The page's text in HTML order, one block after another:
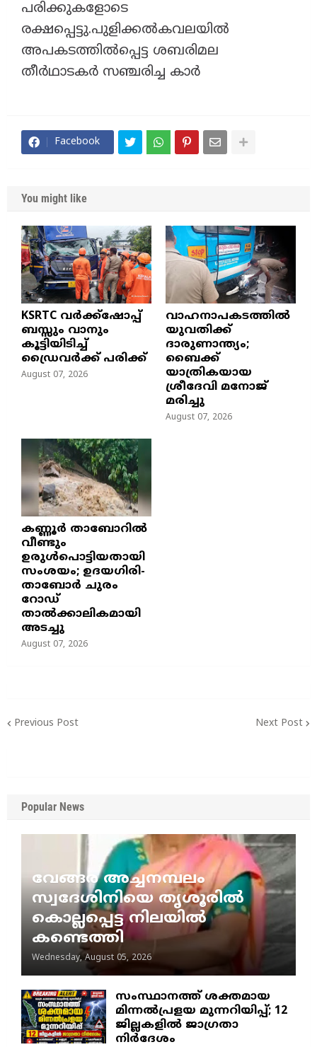
പരിക്കുകളോടെ
രക്ഷപ്പെട്ടു.പുളിക്കൽകവലയിൽ
അപകടത്തിൽപ്പെട്ട ശബരിമല
തീർഥാടകർ സഞ്ചരിച്ച കാർ
Facebook
You might like
KSRTC വർക്ക്ഷോപ്പ്
ബസ്സും വാനും
കൂട്ടിയിടിച്ച്
ഡ്രൈവർക്ക് പരിക്ക്
August 07, 2026
വാഹനാപകടത്തിൽ
യുവതിക്ക്
ദാരുണാന്ത്യം;
ബൈക്ക്
യാത്രികയായ
ശ്രീദേവി മനോജ്
മരിച്ചു
August 07, 2026
കണ്ണൂർ താബോറിൽ
വീണ്ടും
ഉരുൾപൊട്ടിയതായി
സംശയം; ഉദയഗിരി-
താബോർ ചുരം
റോഡ്
താൽക്കാലികമായി
അടച്ചു
August 07, 2026
Previous Post Next Post
Popular News
വേങ്ങര അച്ചനമ്പലം
സ്വദേശിനിയെ തൃശൂരിൽ
കൊല്ലപ്പെട്ട നിലയിൽ
കണ്ടെത്തി
Wednesday, August 05, 2026
സംസ്ഥാനത്ത് ശക്തമായ
മിന്നൽപ്രളയ മുന്നറിയിപ്പ്; 12
ജില്ലകളിൽ ജാഗ്രതാ
നിർദേശം